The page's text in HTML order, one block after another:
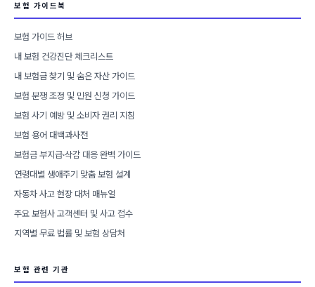
보험 가이드북
보험 가이드 허브
내 보험 건강진단 체크리스트
내 보험금 찾기 및 숨은 자산 가이드
보험 분쟁 조정 및 민원 신청 가이드
보험 사기 예방 및 소비자 권리 지침
보험 용어 대백과사전
보험금 부지급·삭감 대응 완벽 가이드
연령대별 생애주기 맞춤 보험 설계
자동차 사고 현장 대처 매뉴얼
주요 보험사 고객센터 및 사고 접수
지역별 무료 법률 및 보험 상담처
보험 관련 기관